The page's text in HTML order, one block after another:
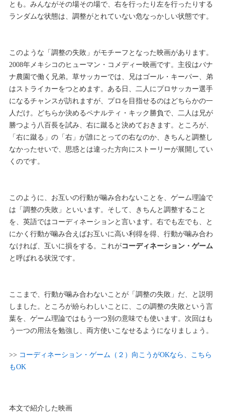
とも。みんながその場その場で、右を行ったり左を行ったりする
ランダムな状態は、調整がとれていない危なっかしい状態です。
このような「調整の失敗」がモチーフとなった映画があります。
2008年メキシコのヒューマン・コメディー映画です。主役はバナ
ナ農園で働く兄弟。草サッカーでは、兄はゴール・キーパー、弟
はストライカーをつとめます。ある日、二人にプロサッカー選手
になるチャンスが訪れますが、プロを目指せるのはどちらかの一
人だけ。どちらか決めるペナルティ・キック勝負で、二人は兄が
勝つよう八百長を試み、右に蹴ると決めておきます。ところが、
「右に蹴る」の「右」が誰にとっての右なのか、きちんと調整し
なかったせいで、思惑とは違った方向にストーリーが展開してい
くのです。
このように、お互いの行動が噛み合わないことを、ゲーム理論で
は「調整の失敗」といいます。そして、きちんと調整すること
を、英語ではコーディネーションと言います。右でも左でも、と
にかく行動が噛み合えばお互いに高い利得を得、行動が噛み合わ
なければ、互いに損をする。これがコーディネーション・ゲーム
と呼ばれる状況です。
ここまで、行動が噛み合わないことが「調整の失敗」だ、と説明
しました。ところが紛らわしいことに、この調整の失敗という言
葉を、ゲーム理論ではもう一つ別の意味でも使います。次回はも
う一つの用法を勉強し、両方使いこなせるようになりましょう。
>> コーディネーション・ゲーム（２）向こうがOKなら、こちら
もOK
本文で紹介した映画